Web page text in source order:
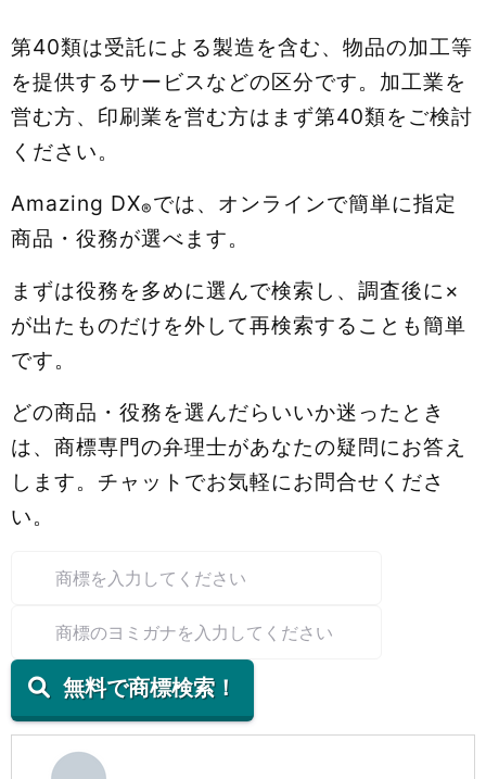
第40類は受託による製造を含む、物品の加工等
を提供するサービスなどの区分です。加工業を
営む方、印刷業を営む方はまず第40類をご検討
ください。
Amazing DX®では、オンラインで簡単に指定
商品・役務が選べます。
まずは役務を多めに選んで検索し、調査後に×
が出たものだけを外して再検索することも簡単
です。
どの商品・役務を選んだらいいか迷ったとき
は、商標専門の弁理士があなたの疑問にお答え
します。チャットでお気軽にお問合せくださ
い。
無料で商標検索！